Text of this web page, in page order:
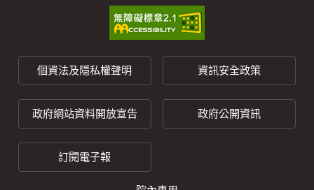
個資法及隱私權聲明 資訊安全政策
政府網站資料開放宣告 政府公開資訊
訂閱電子報